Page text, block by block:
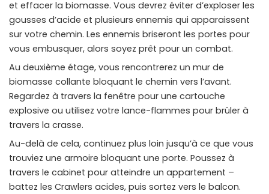
et effacer la biomasse. Vous devrez éviter d’exploser les
gousses d’acide et plusieurs ennemis qui apparaissent
sur votre chemin. Les ennemis briseront les portes pour
vous embusquer, alors soyez prêt pour un combat.
Au deuxième étage, vous rencontrerez un mur de
biomasse collante bloquant le chemin vers l’avant.
Regardez à travers la fenêtre pour une cartouche
explosive ou utilisez votre lance-flammes pour brûler à
travers la crasse.
Au-delà de cela, continuez plus loin jusqu’à ce que vous
trouviez une armoire bloquant une porte. Poussez à
travers le cabinet pour atteindre un appartement –
battez les Crawlers acides, puis sortez vers le balcon.